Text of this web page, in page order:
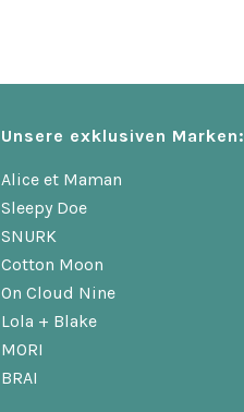
Unsere exklusiven Marken:
Alice et Maman
Sleepy Doe
SNURK
Cotton Moon
On Cloud Nine
Lola + Blake
MORI
BRAI